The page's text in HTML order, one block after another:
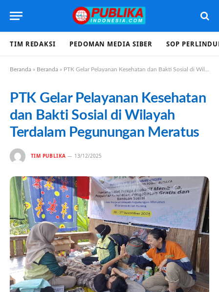
TIM REDAKSI PEDOMAN MEDIA SIBER SOP
Beranda » Beranda » PTK Gelar Pelayanan Kesehatan dan Bakti Sosial di Wilayah Terdalam Pegunungan Meratus
PTK Gelar Pelayanan Kesehatan
dan Bakti Sosial di Wilayah
Terdalam Pegunungan Meratus
TIM PUBLIKA 13/12/2025